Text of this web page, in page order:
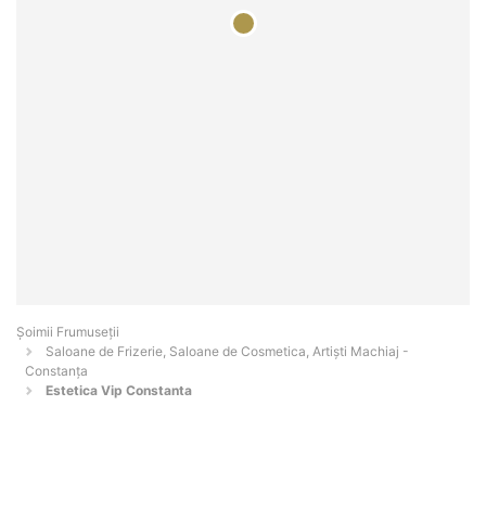
Șoimii Frumuseții
Saloane de Frizerie, Saloane de Cosmetica, Artiști Machiaj -
Constanţa
Estetica Vip Constanta